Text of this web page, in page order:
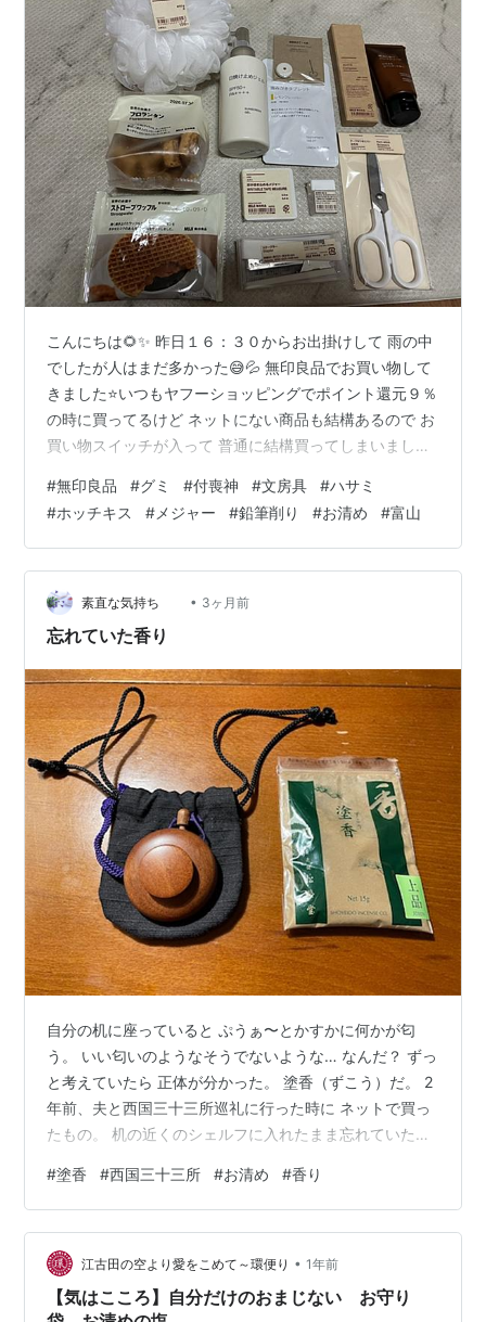
こんにちは🌻✨ 昨日１６：３０からお出掛けして 雨の中
でしたが人はまだ多かった😅💦 無印良品でお買い物して
きました⭐いつもヤフーショッピングでポイント還元９％
の時に買ってるけど ネットにない商品も結構あるので お
買い物スイッチが入って 普通に結構買ってしまいました
していたけど グミコーナーが設けられてて グミ最近流行
ってるんだなぁ~と思った！美味しそうなチョコと！ 雨
の中帰宅して 夫氏🐶頭痛治ってないみたいでまたすぐに
寝てしまいました 帰宅して寝ちゃったから急いで夕飯作
りました💦栄養補給してあげないとっっ！プロクオリテ
ィのレトルトカレー🍛が…
#無印良品 #グミ #付喪神 #文房具 #ハサミ
#ホッチキス # メジャー #鉛筆削り #お清め #富山
素直な気持ち • 3ヶ月前
忘れていた香り
自分の机に座っていると ぷうぁ〜とかすかに何かが匂
う。 いい匂いのようなそうでないような… なんだ？ ずっ
と考えていたら 正体が分かった。 塗香（ずこう）だ。 2
年前、夫と西国三十三所巡礼に行った時に ネットで買っ
たもの。 机の近くのシェルフに入れたまま忘れていた。
モンのような香り。 手にすり込んで、身を清める。 お寺
にお参りするとき 先達さんが少しずつ手のひらに乗せて
くれた。 手水の代わりにもなる。 今日は、塗香を身につ
けていこう。 私の中にたまった、ものよからぬものを そ
っと落としていけたら。 感謝 上品塗香 塗香 15g 松栄堂
ずこ…
#塗香 #西国三十三所 #お清め #香り
江古田の空より愛をこめて～環便り • 1年前
【気はこころ】自分だけのおまじない お守り